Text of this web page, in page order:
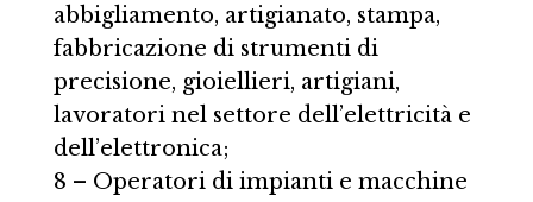
abbigliamento, artigianato, stampa,
fabbricazione di strumenti di
precisione, gioiellieri, artigiani,
lavoratori nel settore dell’elettricità e
dell’elettronica;
8 – Operatori di impianti e macchine